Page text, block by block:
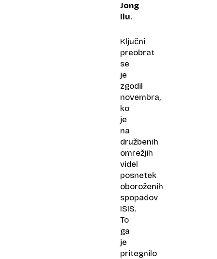
Jong
Ilu.
Ključni
preobrat
se
je
zgodil
novembra,
ko
je
na
družbenih
omrežjih
videl
posnetek
oboroženih
spopadov
ISIS.
To
ga
je
pritegnilo